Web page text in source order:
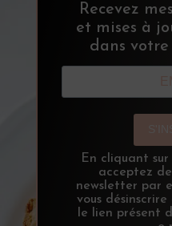
Recevez
et mises à
dans
En cliquant sur
acceptez
newsletter par
vous
le lien présent